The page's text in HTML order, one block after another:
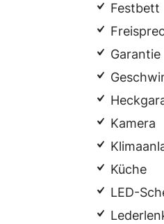
Festbett
Garantie
Kamera
Küche
LED-